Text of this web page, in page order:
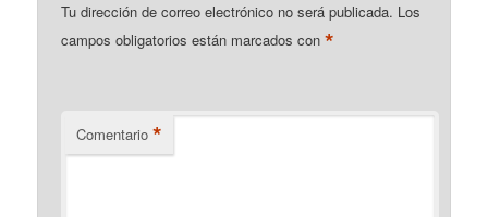
Tu dirección de correo electrónico no será publicada. Los
campos obligatorios están marcados con*
Comentario *